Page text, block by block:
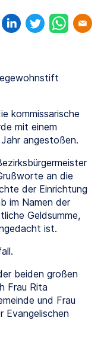
kommissarische
mit einem
angestoßen.
an die
der Einrichtung
im Namen der
Geldsumme,
ist.
beiden großen
Frau Rita
und Frau
Evangelischen